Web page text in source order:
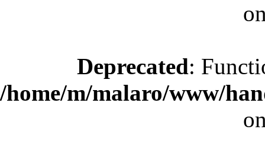
Deprecated:
/home/m/malaro/www/